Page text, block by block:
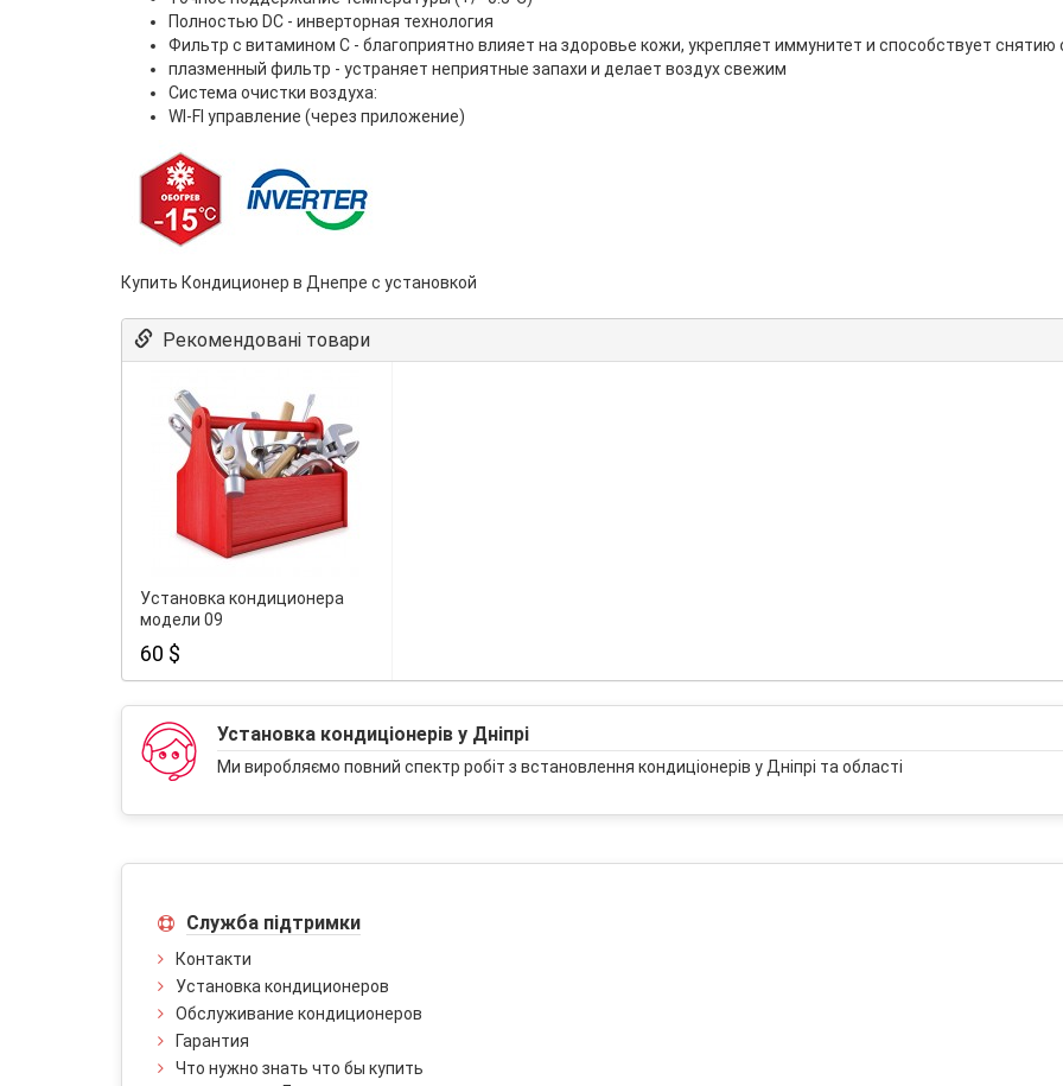
Полностью DC - инверторная технология
Фильтр с витамином С - благоприятно влияет на здоровье кожи, укрепляет иммунитет и способствует снятию
плазменный фильтр - устраняет неприятные запахи и делает воздух свежим
Система очистки воздуха:
WI-FI управление (через приложение)
Купить Кондиционер в Днепре с установкой
Рекомендовані товари
Установка кондиционера
модели 09
60 $
Установка кондиціонерів у Дніпрі
Ми виробляємо повний спектр робіт з встановлення кондиціонерів у Дніпрі та області
Служба підтримки
Контакти
Установка кондиционеров
Обслуживание кондиционеров
Гарантия
Что нужно знать что бы купить